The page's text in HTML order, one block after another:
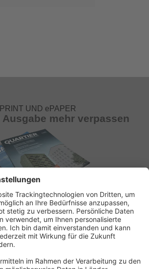
PRINT UND ePAPER
mehr verpassen
ANFORDERN
Probeheft anfordern